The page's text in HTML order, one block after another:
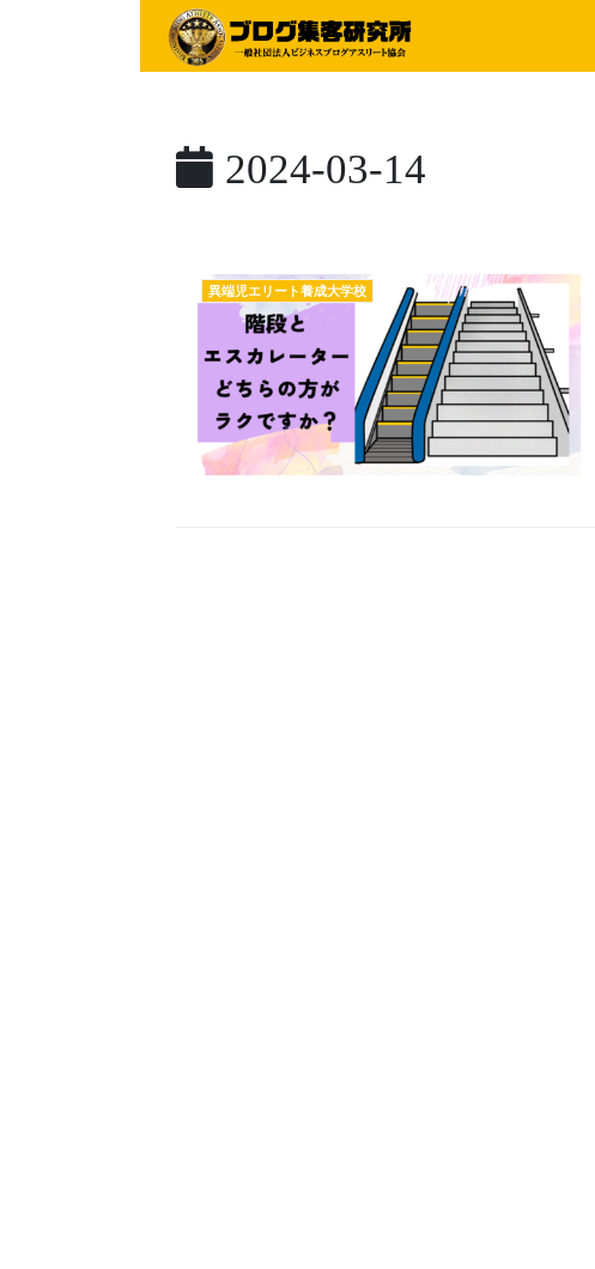
2024-03-14
異端児エリート養成大学校